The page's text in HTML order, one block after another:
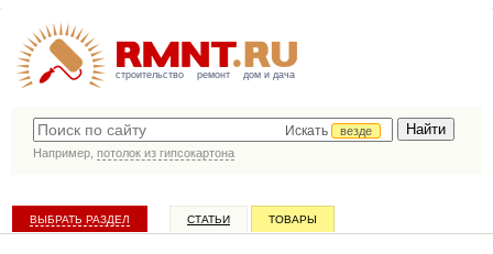
строительство ремонт дом и дача
Искать
везде
Например, потолок из гипсокартона
ВЫБРАТЬ РАЗДЕЛ СТАТЬИ ТОВАРЫ